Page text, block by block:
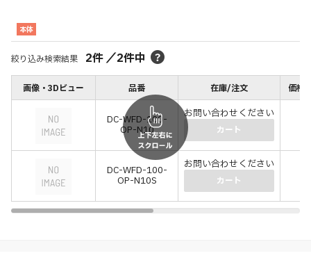
本体
絞り込み検索結果 2件／2件中
画像・3Dビュー 品番 在庫/注文 価格(
DC-WFD-100-
OP-N10
お問い合わせください
カート
DC-WFD-100-
OP-N10S
お問い合わせください
カート